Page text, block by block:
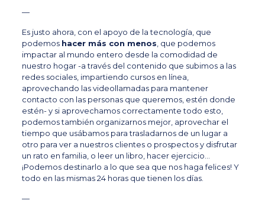
—
Es justo ahora, con el apoyo de la tecnología, que
podemos hacer más con menos , que podemos
impactar al mundo entero desde la comodidad de
nuestro hogar-a través del contenido que subimos a las
redes sociales, impartiendo cursos en línea,
aprovechando las videollamadas para mantener
contacto con las personas que queremos, estén donde
estén- y si aprovechamos correctamente todo esto,
podemos también organizarnos mejor, aprovechar el
tiempo que usábamos para trasladarnos de un lugar a
otro para ver a nuestros clientes o prospectos y disfrutar
un rato en familia, o leer un libro, hacer ejercicio…
¡Podemos destinarlo a lo que sea que nos haga felices! Y
todo en las mismas 24 horas que tienen los días.
—